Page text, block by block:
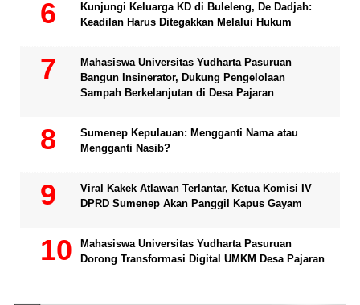
Kunjungi Keluarga KD di Buleleng, De Dadjah:
Keadilan Harus Ditegakkan Melalui Hukum
Mahasiswa Universitas Yudharta Pasuruan
Bangun Insinerator, Dukung Pengelolaan
Sampah Berkelanjutan di Desa Pajaran
Sumenep Kepulauan: Mengganti Nama atau
Mengganti Nasib?
Viral Kakek Atlawan Terlantar, Ketua Komisi IV
DPRD Sumenep Akan Panggil Kapus Gayam
Mahasiswa Universitas Yudharta Pasuruan
Dorong Transformasi Digital UMKM Desa Pajaran